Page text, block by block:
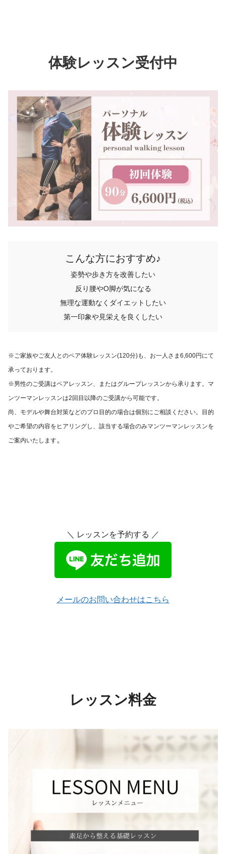
体験レッスン受付中
こんな方におすすめ♪
姿勢や歩き方を改善したい
反り腰やO脚が気になる
無理な運動なくダイエットしたい
第一印象や見栄えを良くしたい
※ご家族やご友人とのペア体験レッスン(120分)も、お一人さま6,600円にて
承っております。
※男性のご受講はペアレッスン、 またはグループレッスンから承ります。 マ
ンツーマンレッスンは2回目以降のご受講から可能です。
尚、モデルや舞台対策などのプロ目的の場合は個別にご相談ください。目的
やご希望の内容をヒアリングし、該当する場合のみマンツーマンレッスンを
ご案内いたします。
＼ レッスンを予約する ／
メールのお問い合わせはこちら
レッスン料金